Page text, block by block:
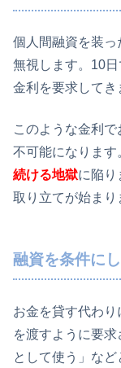
個人間融資を装
無視します。10
金利を要求してき
このような金利
不可能になります
続ける地獄に陥り
取り立てが始まり
融資を条件に
お金を貸す代わ
を渡すように要
として使う」など